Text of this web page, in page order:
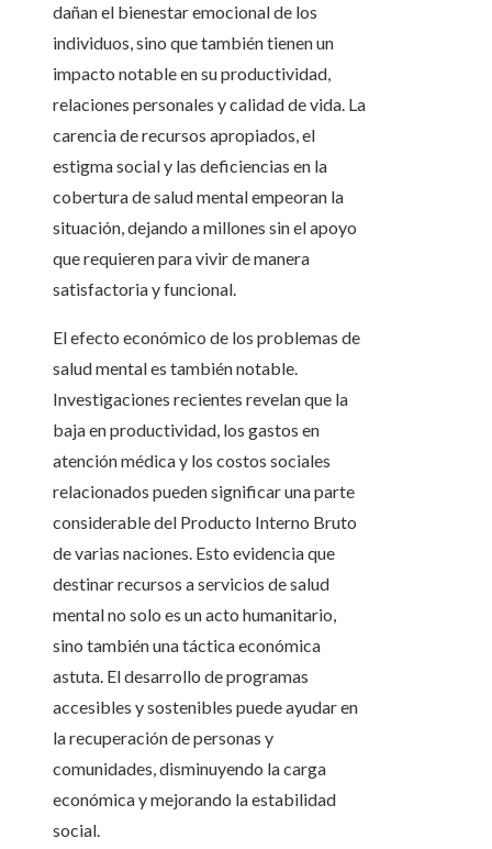
dañan el bienestar emocional de los
individuos, sino que también tienen un
impacto notable en su productividad,
relaciones personales y calidad de vida. La
carencia de recursos apropiados, el
estigma social y las deficiencias en la
cobertura de salud mental empeoran la
situación, dejando a millones sin el apoyo
que requieren para vivir de manera
satisfactoria y funcional.
El efecto económico de los problemas de
salud mental es también notable.
Investigaciones recientes revelan que la
baja en productividad, los gastos en
atención médica y los costos sociales
relacionados pueden significar una parte
considerable del Producto Interno Bruto
de varias naciones. Esto evidencia que
destinar recursos a servicios de salud
mental no solo es un acto humanitario,
sino también una táctica económica
astuta. El desarrollo de programas
accesibles y sostenibles puede ayudar en
la recuperación de personas y
comunidades, disminuyendo la carga
económica y mejorando la estabilidad
social.